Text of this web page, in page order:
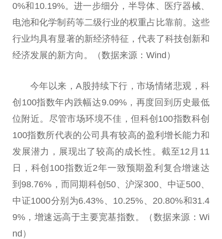
0%和10.19%。进一步细分，半导体、医疗器械、
电池和化学制药等二级行业的权重占比靠前。这些
行业均具有显著的新经济特征，代表了科技创新和
经济发展的新方向。（数据来源：Wind）
今年以来，A股持续下行 ，市场情绪悲观，科
创100指数年内跌幅达9.09%，再度回到历史最低
位附近。尽管市场环境不佳，但科创100指数科创
100指数所代表的公司具有较高的盈利增长能力和
发展潜力，展现出了较高的成长性 。截至12月11
日，科创100指数近2年一致预期盈利复合增速达
到98.76%，而同期科创50、沪深300、中证500、
中证1000分别为6.43%、10.25%、20.80%和31.4
9%，增速远高于主要宽基指数。（数据来源：Wi
nd）